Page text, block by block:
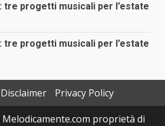
tre progetti musicali per l’estate
tre progetti musicali per l’estate
Disclaimer
Privacy Policy
proprietà di